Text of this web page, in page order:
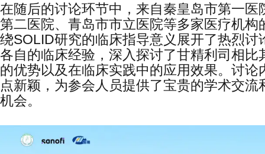
在随后的讨论环节中，来自秦皇岛市第一医
第二医院、青岛市市立医院等多家医疗机构
绕SOLID研究的临床指导意义展开了热烈讨
各自的临床经验，深入探讨了甘精利司相比
的优势以及在临床实践中的应用效果。讨论
点新颖，为参会人员提供了宝贵的学术交流
机会。